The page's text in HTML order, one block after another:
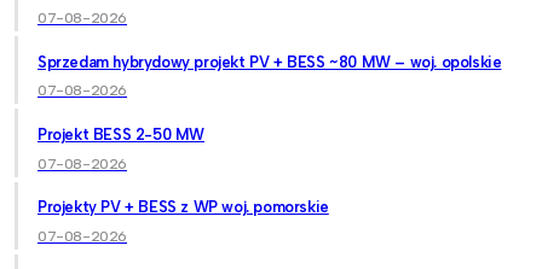
07-08-2026
Sprzedam hybrydowy projekt PV + BESS ~80 MW – woj. opolskie
07-08-2026
Projekt BESS 2-50 MW
07-08-2026
Projekty PV + BESS z WP woj. pomorskie
07-08-2026